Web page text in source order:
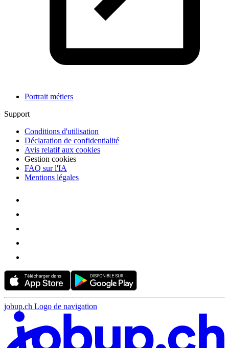
Portrait métiers
Support
Conditions d'utilisation
Déclaration de confidentialité
Avis relatif aux cookies
Gestion cookies
FAQ sur l'IA
Mentions légales
jobup.ch Logo de navigation